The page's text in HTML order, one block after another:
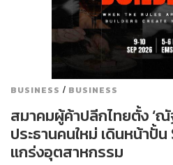
BUSINESS / BUSINESS
สมาคมผู้ค้าปลีกไทยตั้ง ‘
ประธานคนใหม่ เดินหน้าปั้น
แกร่งอุตสาหกรรม